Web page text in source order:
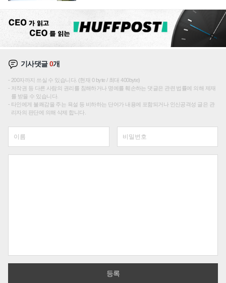
기사댓글0개
200자까지 쓰실 수 있습니다. (현재 0 byte / 최대 400byte)
저작권 등 다른 사람의 권리를 침해하거나 명예를 훼손하는 댓글은 관련 법률에 의해 제재
를 받을 수 있습니다.
타인에게 불쾌감을 주는 욕설 등 비하하는 단어가 내용에 포함되거나 인신공격성 글은 관
리자의 판단에 의해 삭제 합니다.